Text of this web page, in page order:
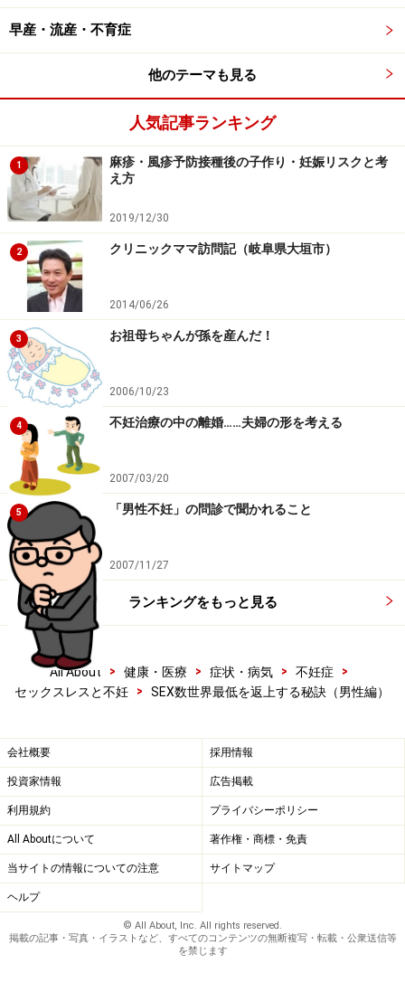
のではありません。当サイトで提供する情報に基づいて被ったい
かなる損害についても、当社、各ガイド、その他当社と契約した
情報提供者は一切の責任を負いかねます。
免責事項
1/2
早産・流産・不育症
他のテーマも見る
人気記事ランキング
1
麻疹・風疹予防接種後の子作り・妊娠リスクと考
え方
2019/12/30
2 クリニックママ訪問記（岐阜県大垣市）
2014/06/26
3 お祖母ちゃんが孫を産んだ！
2006/10/23
4 不妊治療の中の離婚……夫婦の形を考える
2007/03/20
5 「男性不妊」の問診で聞かれること
2007/11/27
ランキングをもっと見る
All About > 健康・医療 > 症状・病気 > 不妊症
>
セックスレスと不妊
> SEX数世界最低を返上する秘訣（男性編）
会社概要 採用情報
投資家情報 広告掲載
利用規約 プライバシーポリシー
All Aboutについて 著作権・商標・免責
当サイトの情報についての注意 サイトマップ
ヘルプ
© All About, Inc. All rights reserved.
掲載の記事・写真・イラストなど、すべてのコンテンツの無断複写・転載・公衆送信等
を禁じます